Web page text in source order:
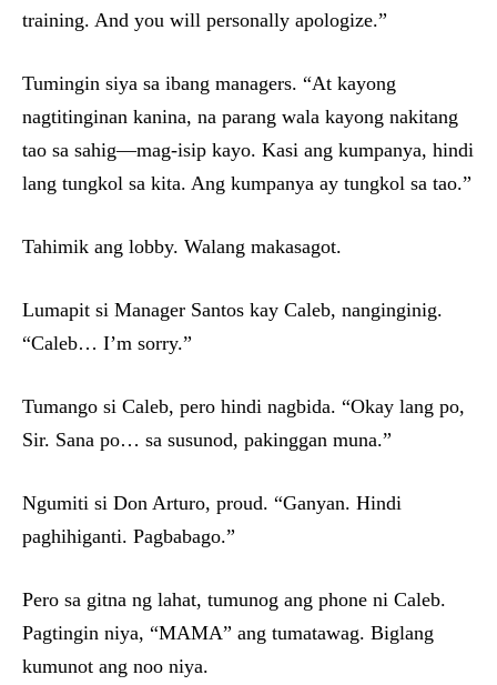
training. And you will personally apologize.”
Tumingin siya sa ibang managers. “At kayong
nagtitinginan kanina, na parang wala kayong nakitang
tao sa sahig—mag-isip kayo. Kasi ang kumpanya, hindi
lang tungkol sa kita. Ang kumpanya ay tungkol sa tao.”
Tahimik ang lobby. Walang makasagot.
Lumapit si Manager Santos kay Caleb, nanginginig.
“Caleb… I’m sorry.”
Tumango si Caleb, pero hindi nagbida. “Okay lang po,
Sir. Sana po… sa susunod, pakinggan muna.”
Ngumiti si Don Arturo, proud. “Ganyan. Hindi
paghihiganti. Pagbabago.”
Pero sa gitna ng lahat, tumunog ang phone ni Caleb.
Pagtingin niya, “MAMA” ang tumatawag. Biglang
kumunot ang noo niya.